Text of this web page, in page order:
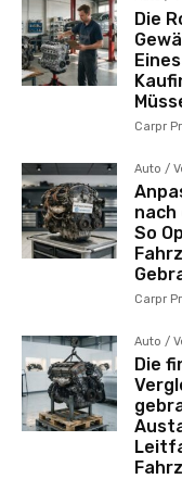
Die
Carpr
Auto /
nach
So
Carpr
Auto /
Die